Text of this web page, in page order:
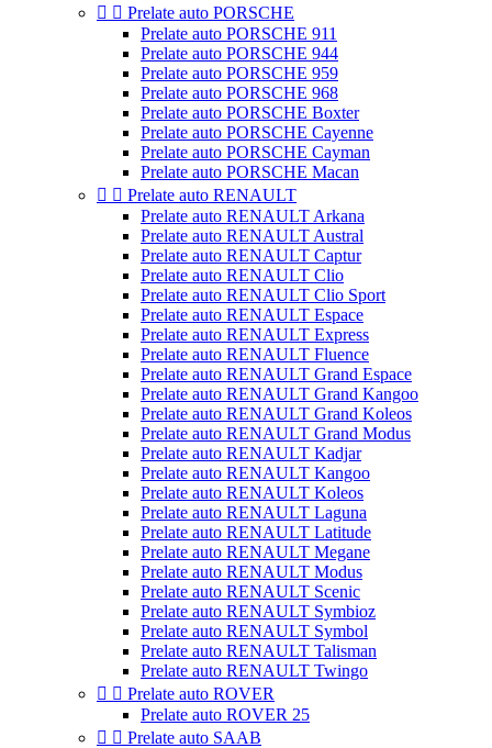
  Prelate auto PORSCHE
Prelate auto PORSCHE 911
Prelate auto PORSCHE 944
Prelate auto PORSCHE 959
Prelate auto PORSCHE 968
Prelate auto PORSCHE Boxter
Prelate auto PORSCHE Cayenne
Prelate auto PORSCHE Cayman
Prelate auto PORSCHE Macan
  Prelate auto RENAULT
Prelate auto RENAULT Arkana
Prelate auto RENAULT Austral
Prelate auto RENAULT Captur
Prelate auto RENAULT Clio
Prelate auto RENAULT Clio Sport
Prelate auto RENAULT Espace
Prelate auto RENAULT Express
Prelate auto RENAULT Fluence
Prelate auto RENAULT Grand Espace
Prelate auto RENAULT Grand Kangoo
Prelate auto RENAULT Grand Koleos
Prelate auto RENAULT Grand Modus
Prelate auto RENAULT Kadjar
Prelate auto RENAULT Kangoo
Prelate auto RENAULT Koleos
Prelate auto RENAULT Laguna
Prelate auto RENAULT Latitude
Prelate auto RENAULT Megane
Prelate auto RENAULT Modus
Prelate auto RENAULT Scenic
Prelate auto RENAULT Symbioz
Prelate auto RENAULT Symbol
Prelate auto RENAULT Talisman
Prelate auto RENAULT Twingo
  Prelate auto ROVER
Prelate auto ROVER 25
  Prelate auto SAAB